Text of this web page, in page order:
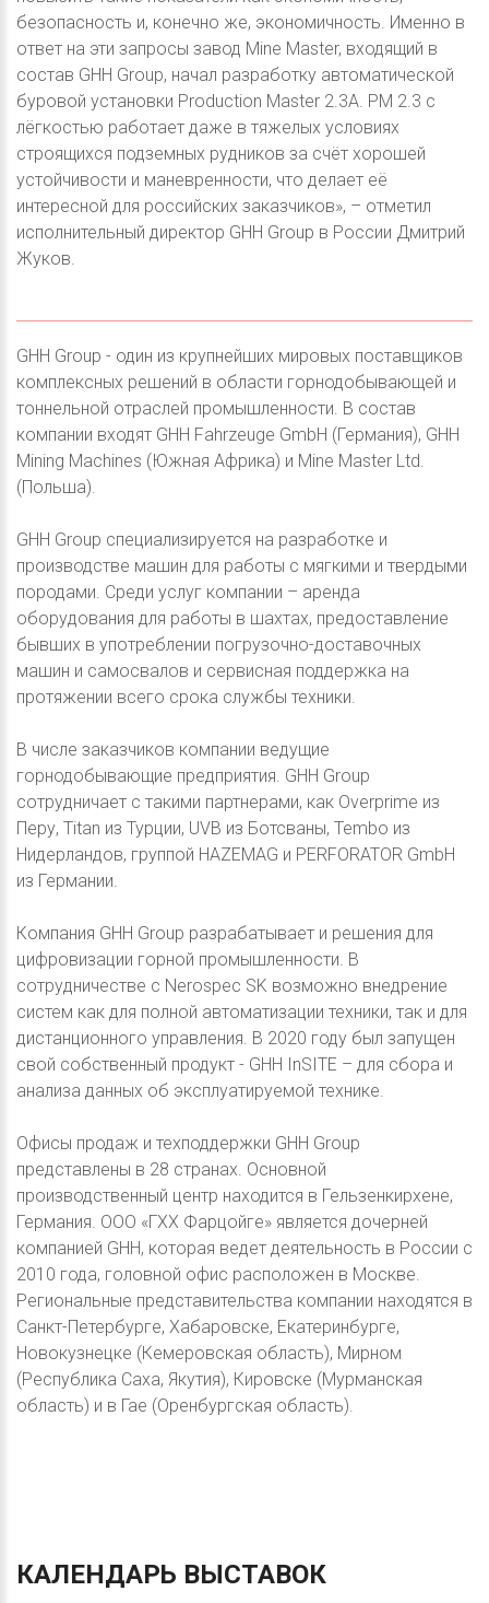
безопасность и, конечно же, экономичность. Именно в
ответ на эти запросы завод Mine Master, входящий в
состав GHH Group, начал разработку автоматической
буровой установки Production Master 2.3A. PM 2.3 с
лёгкостью работает даже в тяжелых условиях
строящихся подземных рудников за счёт хорошей
устойчивости и маневренности, что делает её
интересной для российских заказчиков», – отметил
исполнительный директор GHH Group в России Дмитрий
Жуков.
GHH Group - один из крупнейших мировых поставщиков
комплексных решений в области горнодобывающей и
тоннельной отраслей промышленности. В состав
компании входят GHH Fahrzeuge GmbH (Германия), GHH
Mining Machines (Южная Африка) и Mine Master Ltd.
(Польша).
GHH Group специализируется на разработке и
производстве машин для работы с мягкими и твердыми
породами. Среди услуг компании – аренда
оборудования для работы в шахтах, предоставление
бывших в употреблении погрузочно-доставочных
машин и самосвалов и сервисная поддержка на
протяжении всего срока службы техники.
В числе заказчиков компании ведущие
горнодобывающие предприятия. GHH Group
сотрудничает с такими партнерами, как Overprime из
Перу, Titan из Турции, UVB из Ботсваны, Tembo из
Нидерландов, группой HAZEMAG и PERFORATOR GmbH
из Германии.
Компания GHH Group разрабатывает и решения для
цифровизации горной промышленности. В
сотрудничестве с Nerospec SK возможно внедрение
систем как для полной автоматизации техники, так и для
дистанционного управления. В 2020 году был запущен
свой собственный продукт - GHH InSITE – для сбора и
анализа данных об эксплуатируемой технике.
Офисы продаж и техподдержки GHH Group
представлены в 28 странах. Основной
производственный центр находится в Гельзенкирхене,
Германия. ООО «ГХХ Фарцойге» является дочерней
компанией GHH, которая ведет деятельность в России с
2010 года, головной офис расположен в Москве.
Региональные представительства компании находятся в
Санкт-Петербурге, Хабаровске, Екатеринбурге,
Новокузнецке (Кемеровская область), Мирном
(Республика Саха, Якутия), Кировске (Мурманская
область) и в Гае (Оренбургская область).
КАЛЕНДАРЬ ВЫСТАВОК